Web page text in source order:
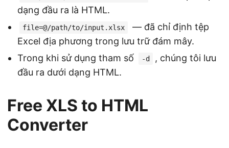
dạng đầu ra là HTML.
file=@/path/to/input.xlsx
— đã chỉ định tệp
Excel địa phương trong lưu trữ đám mây.
Trong khi sử dụng tham số
-d
, chúng tôi lưu
đầu ra dưới dạng HTML.
Free XLS to HTML
Converter